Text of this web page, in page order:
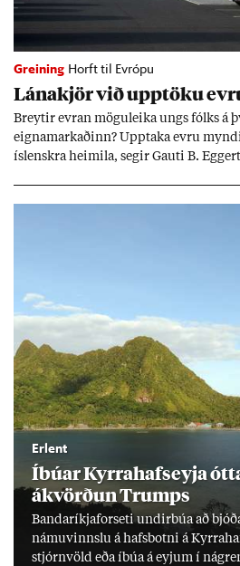
Greining Horft til Evrópu
Lána­kjör við upp­töku
Breyt­ir evr­an mögu­leika ungs fólks á
eigna­mark­að­inn? Upp­taka evru
ís­lenskra heim­ila, seg­ir Gauti B.
Erlent
Íbú­ar Kyrra­hafs­eyja
ákvörð­un Trumps
Banda­ríkja­for­seti und­ir­búa að
námu­vinnslu á hafs­botni á
stjórn­völd eða íbúa á eyj­um í